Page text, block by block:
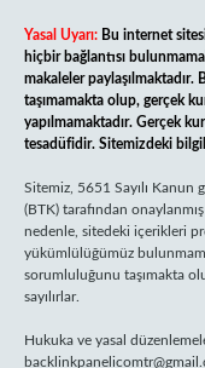
Yasal Uyarı: Bu internet
hiçbir bağlantısı
makaleler
taşımamakta olup, gerçek
yapılmamaktadır. Gerçek
tesadüfidir. Sitemizdeki
Sitemiz, 5651 Sayılı
(BTK) tarafından
nedenle, sitedeki içerikleri
yükümlülüğümüz
sorumluluğunu taşımakta
sayılırlar.
Hukuka ve yasal